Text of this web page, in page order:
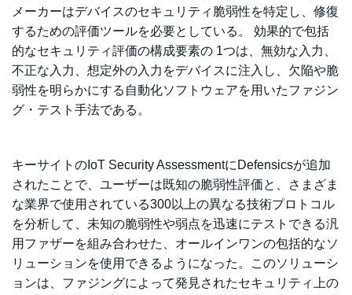
メーカーはデバイスのセキュリティ脆弱性を特定し、修復
するための評価ツールを必要としている。 効果的で包括
的なセキュリティ評価の構成要素の 1つは、無効な入力、
不正な入力、想定外の入力をデバイスに注入し、欠陥や脆
弱性を明らかにする自動化ソフトウェアを用いたファジン
グ・テスト手法である。
キーサイトのIoT Security AssessmentにDefensicsが追加
されたことで、ユーザーは既知の脆弱性評価と、さまざま
な業界で使用されている300以上の異なる技術プロトコル
を分析して、未知の脆弱性や弱点を迅速にテストできる汎
用ファザーを組み合わせた、オールインワンの包括的なソ
リューションを使用できるようになった。このソリューシ
ョンは、ファジングによって発見されたセキュリティ上の